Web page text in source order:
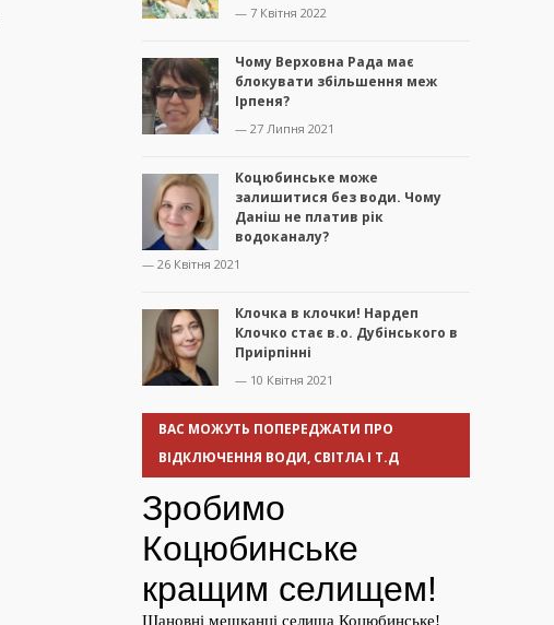
— 7 Квітня 2022
Чому Верховна Рада має
блокувати збільшення меж
Ірпеня?
— 27 Липня 2021
Коцюбинське може
залишитися без води. Чому
Даніш не платив рік
водоканалу?
— 26 Квітня 2021
Клочка в клочки! Нардеп
Клочко стає в.о. Дубінського в
Приірпінні
— 10 Квітня 2021
ВАС МОЖУТЬ ПОПЕРЕДЖАТИ ПРО
ВІДКЛЮЧЕННЯ ВОДИ, СВІТЛА І Т.Д